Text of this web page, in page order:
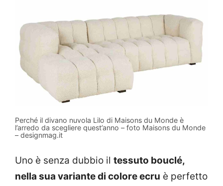
Perché il divano nuvola Lilo di Maisons du Monde è
l’arredo da scegliere quest’anno – foto Maisons du Monde
– designmag.it
Uno è senza dubbio il tessuto bouclé,
nella sua variante di colore ecru è perfetto